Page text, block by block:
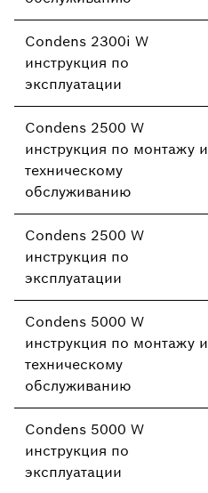
Condens 2300i W
инструкция по
эксплуатации
Condens 2500 W
инструкция по монтажу и
техническому
обслуживанию
Condens 2500 W
инструкция по
эксплуатации
Condens 5000 W
инструкция по монтажу и
техническому
обслуживанию
Condens 5000 W
инструкция по
эксплуатации